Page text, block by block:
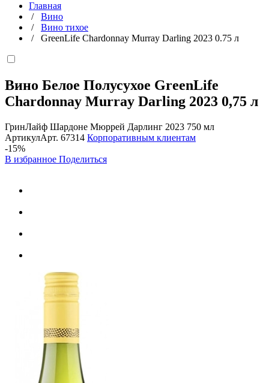
Главная
/ Вино
/ Вино тихое
/ GreenLife Chardonnay Murray Darling 2023 0.75 л
Вино Белое Полусухое GreenLife
Chardonnay Murray Darling 2023 0,75 л
ГринЛайф Шардоне Мюррей Дарлинг 2023 750 мл
АртикулАрт. 67314 Корпоративным клиентам
-15%
В избранное Поделиться